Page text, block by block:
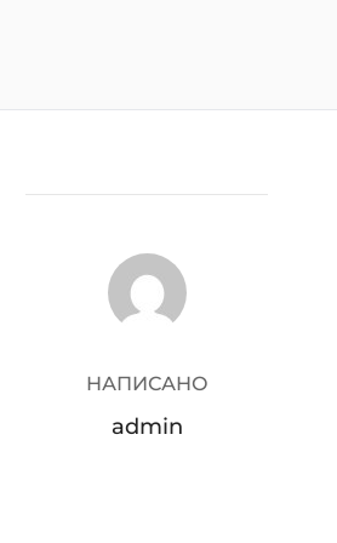
АВТОР ЗАПИСИ
НАПИСАНО
admin